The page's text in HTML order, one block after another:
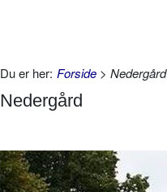
Du er her: Forside > Nedergård
Nedergård